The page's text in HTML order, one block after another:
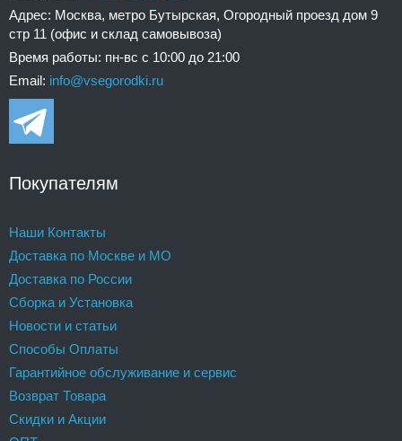
Адрес: Москва, метро Бутырская, Огородный проезд дом 9
стр 11 (офис и склад самовывоза)
Время работы: пн-вс с 10:00 до 21:00
Email: info@vsegorodki.ru
Покупателям
Наши Контакты
Доставка по Москве и МО
Доставка по России
Сборка и Установка
Новости и статьи
Способы Оплаты
Гарантийное обслуживание и сервис
Возврат Товара
Скидки и Акции